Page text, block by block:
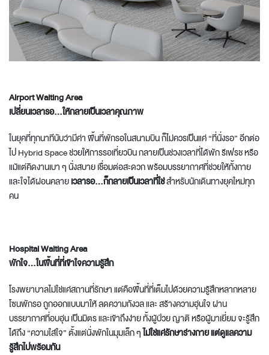
Airport Waiting Area
เปลี่ยนเวลารอ…ให้กลายเป็นเวลาคุณภาพ
ในยุคที่ทุกนาทีนับว่ามีค่า พื้นที่พักรอในสนามบิน ก็ไม่ควรเป็นแค่ “ที่นั่งรอ” อีกต่อ
ไป Hybrid Space ช่วยให้การรอเที่ยวบิน กลายเป็นช่วงเวลาที่ได้พัก รีเฟรช หรือ
แม้แต่คิดงานเบา ๆ นั่งสบาย เชื่อมต่อสะดวก พร้อมบรรยากาศที่ช่วยให้ทั้งกาย
และใจได้ผ่อนคลายเวลารอ…ก็กลายเป็นเวลาที่ใช่สำหรับนักเดินทางยุคใหม่ทุก
คน
Hospital Waiting Area
พักใจ...ในพื้นที่ที่เข้าใจความรู้สึก
โรงพยาบาลไม่ใช่แค่สถานที่รักษา แต่คือพื้นที่ที่เต็มไปด้วยความรู้สึกหลากหลาย
โซนพักรอ ถูกออกแบบมาให้ ลดความกังวล และ สร้างความอุ่นใจ ผ่าน
บรรยากาศที่อบอุ่น เป็นมิตร และเข้าถึงง่าย ทั้งผู้ป่วย ญาติ หรือผู้มาเยี่ยม จะรู้สึก
ได้ถึง “ความใส่ใจ” ตั้งแต่นั่งพักในมุมเล็ก ๆไม่ใช่แค่รักษาร่างกาย แต่ดูแลความ
รู้สึกไปพร้อมกัน